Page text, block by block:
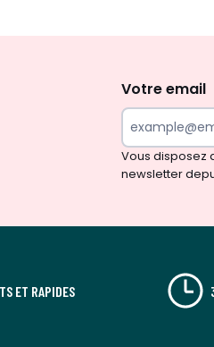
et
de
Votre email
Vous disposez
newsletter
ET RAPIDES